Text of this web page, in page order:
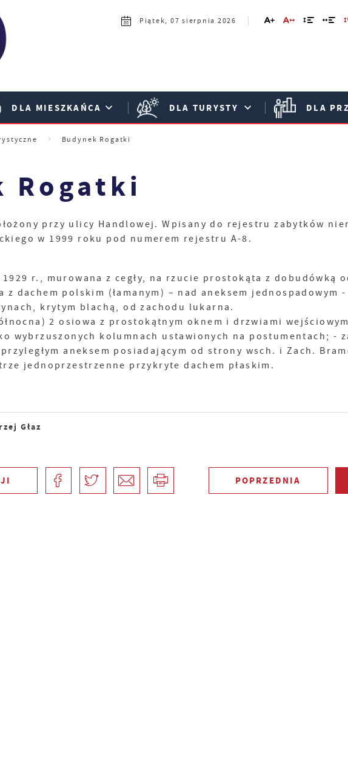
Piątek, 07 sierpnia 2026
DLA MIESZKAŃCA DLA TURYSTY DLA
Budynek Rogatki
Rogatki
przy ulicy Handlowej. Wpisany do rejestru zabytków
w 1999 roku pod numerem rejestru A-8.
1929 r., murowana z cegły, na rzucie prostokąta z dobudówką
z dachem polskim (łamanym) – nad aneksem jednospadowym
krytym blachą, od zachodu lukarna.
2 osiowa z prostokątnym oknem i drzwiami
wybrzuszonych kolumnach ustawionych na postumentach; -
aneksem posiadającym od strony wsch. i Zach.
jednoprzestrzenne przykryte dachem płaskim.
Głaz
POPRZEDNIA